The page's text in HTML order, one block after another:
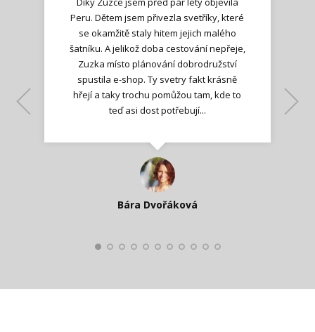
Peru. Dětem jsem přivezla svetříky, které
se okamžitě staly hitem jejich malého
šatníku. A jelikož doba cestování nepřeje,
Zuzka místo plánování dobrodružství
spustila e-shop. Ty svetry fakt krásně
hřejí a taky trochu pomůžou tam, kde to
teď asi dost potřebují...
Bára Dvořáková
Jana T.
Kateřina Veleta Štěpánová
Ilona M.
Lenka K.
Nadšená zpráva
Katka Perháčová
Smolková
Lenka K.